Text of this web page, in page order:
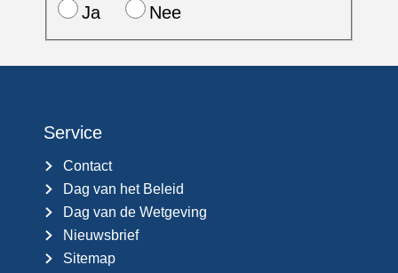
Ja
Nee
Service
Contact
Dag van het Beleid
Dag van de Wetgeving
Nieuwsbrief
Sitemap